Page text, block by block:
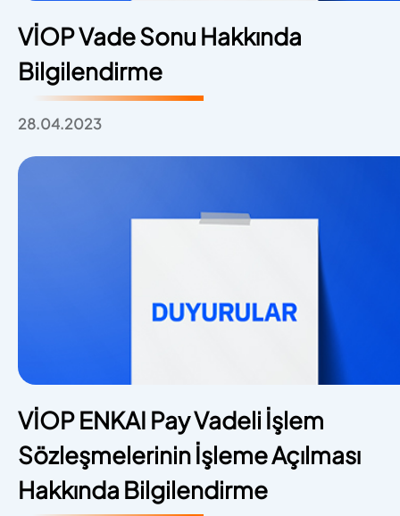
VİOP Vade Sonu Hakkında
Bilgilendirme
28.04.2023
VİOP ENKAI Pay Vadeli İşlem
Sözleşmelerinin İşleme Açılması
Hakkında Bilgilendirme